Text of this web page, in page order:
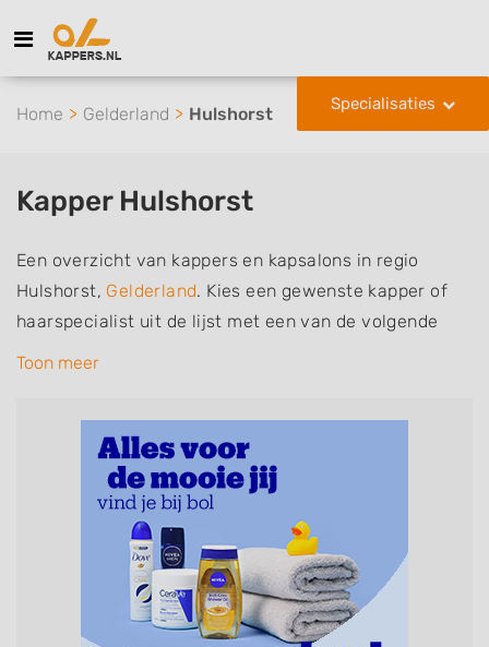
Specialisaties
Home Gelderland Hulshorst
Kapper Hulshorst
Een overzicht van kappers en kapsalons in regio
Hulshorst, Gelderland. Kies een gewenste kapper of
haarspecialist uit de lijst met een van de volgende
specialisaties of aantekeningen: mannen of
zonder afspraak terecht kunt. De vermelde kappers
kunnen uw haren wassen, knippen, föhnen en kleuren,
maar ook helpen met extensions, balyage, invlechten,
opsteken, weave, een keratinebehandeling, een
permanent, een bruidkapsel, make-up & visagie,
epileren, schoonheidsbehandelingen, het trimmen van
een baard en pruiken. U kunt de zoekresultaten
Toon meer